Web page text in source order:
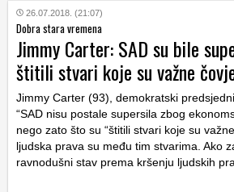
26.07.2018. (21:07)
Dobra stara vremena
Jimmy Carter: SAD su bile
štitili stvari koje su važne
Jimmy Carter (93), demokratski
“SAD nisu postale supersila zbog
nego zato što su “štitili stvari koje su
ljudska prava su među tim stvarima. Ako
ravnodušni stav prema kršenju ljudskih